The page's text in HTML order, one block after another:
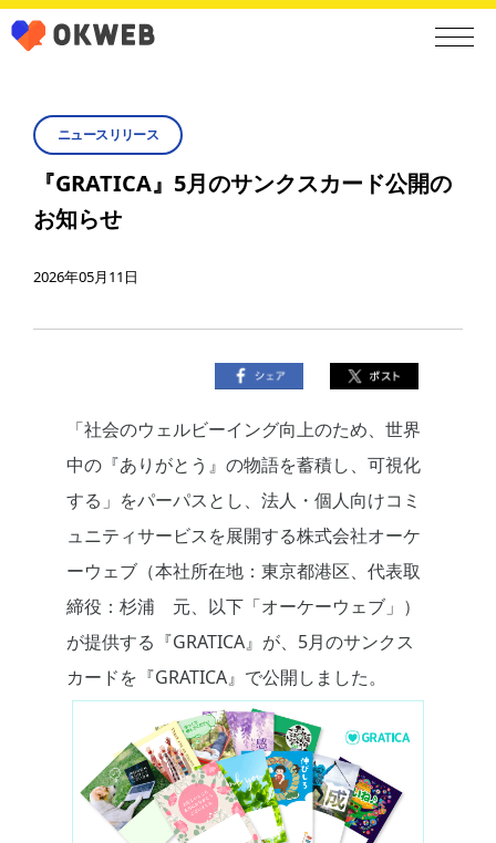
ニュースリリース
『GRATICA』5月のサンクスカード公開の
お知らせ
2026年05月11日
「社会のウェルビーイング向上のため、世界
中の『ありがとう』の物語を蓄積し、可視化
する」をパーパスとし、法人・個人向けコミ
ュニティサービスを展開する株式会社オーケ
ーウェブ（本社所在地：東京都港区、代表取
締役：杉浦 元、以下「オーケーウェブ」）
が提供する『GRATICA』が、5月のサンクス
カードを『GRATICA』で公開しました。